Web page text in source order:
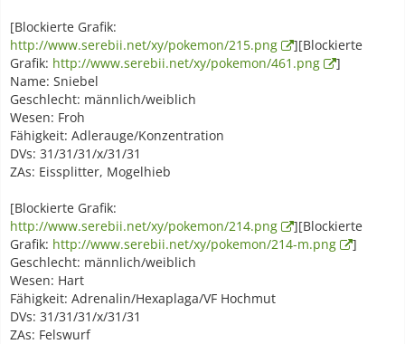
[Blockierte Grafik:
http://www.serebii.net/xy/pokemon/215.png
][Blockierte
Grafik: http://www.serebii.net/xy/pokemon/461.png
]
Name: Sniebel
Geschlecht: männlich/weiblich
Wesen: Froh
Fähigkeit: Adlerauge/Konzentration
DVs: 31/31/31/x/31/31
ZAs: Eissplitter, Mogelhieb
[Blockierte Grafik:
http://www.serebii.net/xy/pokemon/214.png
][Blockierte
Grafik: http://www.serebii.net/xy/pokemon/214-m.png
]
Geschlecht: männlich/weiblich
Wesen: Hart
Fähigkeit: Adrenalin/Hexaplaga/VF Hochmut
DVs: 31/31/31/x/31/31
ZAs: Felswurf